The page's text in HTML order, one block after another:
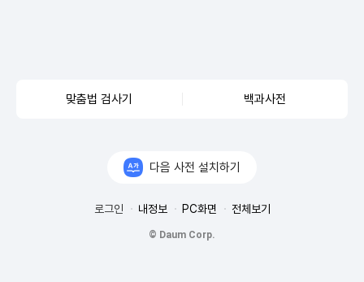
맞춤법 검사기 백과사전
다음 사전 설치하기
로그인 내정보 PC화면 전체보기
© Daum Corp.